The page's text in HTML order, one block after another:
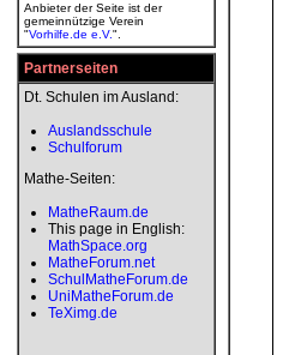
Anbieter der Seite ist der
gemeinnützige Verein
"Vorhilfe.de e.V.".
Partnerseiten
Dt. Schulen im Ausland:
Auslandsschule
Schulforum
Mathe-Seiten:
MatheRaum.de
This page in English:
MathSpace.org
MatheForum.net
SchulMatheForum.de
UniMatheForum.de
TeXimg.de